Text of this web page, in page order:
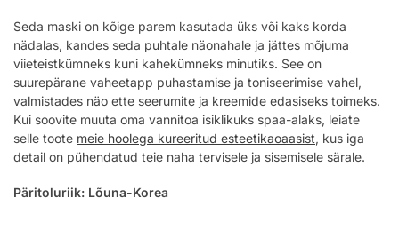
Seda maski on kõige parem kasutada üks või kaks korda
nädalas, kandes seda puhtale näonahale ja jättes mõjuma
viieteistkümneks kuni kahekümneks minutiks. See on
suurepärane vaheetapp puhastamise ja toniseerimise vahel,
valmistades näo ette seerumite ja kreemide edasiseks toimeks.
Kui soovite muuta oma vannitoa isiklikuks spaa-alaks, leiate
selle toote meie hoolega kureeritud esteetikaoaasist, kus iga
detail on pühendatud teie naha tervisele ja sisemisele särale.
Päritoluriik: Lõuna-Korea